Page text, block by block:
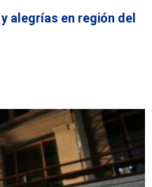
alegrías en región del